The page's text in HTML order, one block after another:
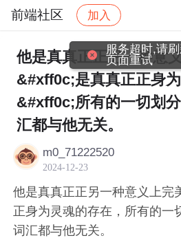
前端社区 加入
社区 前端社区 感慨
他是真真正正另一种意
&#xff0c;是真真正正身
&#xff0c;所有的一切划
汇都与他无关。
m0_71222520
2024-12-23
他是真真正正另一种意义上完
正身为灵魂的存在，所有的一
词汇都与他无关。
服务超时,请
页面重试